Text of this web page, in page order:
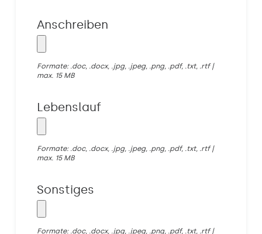
Anschreiben
Formate: .doc, .docx, .jpg, .jpeg, .png, .pdf, .txt, .rtf |
max. 15 MB
Lebenslauf
Formate: .doc, .docx, .jpg, .jpeg, .png, .pdf, .txt, .rtf |
max. 15 MB
Sonstiges
Formate: .doc, .docx, .jpg, .jpeg, .png, .pdf, .txt, .rtf |